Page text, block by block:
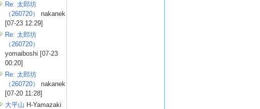
Re: 太郎坊
（260720）
nakanek
[07-23 12:29]
Re: 太郎坊
（260720）
yomaiboshi [07-23
00:20]
Re: 太郎坊
（260720）
nakanek
[07-20 11:28]
大平山 H-Yamazaki